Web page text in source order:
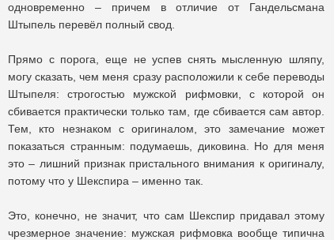
одновременно – причем в отличие от Гандельсмана
Штыпель перевёл полный свод.
Прямо с порога, еще не успев снять мысленную шляпу,
могу сказать, чем меня сразу расположили к себе переводы
Штыпеля: строгостью мужской рифмовки, с которой он
сбивается практически только там, где сбивается сам автор.
Тем, кто незнаком с оригиналом, это замечание может
показаться странным: подумаешь, диковина. Но для меня
это – лишний признак пристального внимания к оригиналу,
потому что у Шекспира – именно так.
Это, конечно, не значит, что сам Шекспир придавал этому
чрезмерное значение: мужская рифмовка вообще типична